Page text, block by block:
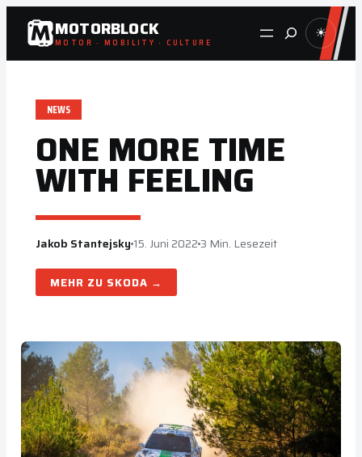
Zum
Inhalt
springen
MOTORBLOCK
MOTOR · MOBILITY · CULTURE Suche ☀
NEWS
ONE MORE TIME
WITH FEELING
Jakob Stantejsky 15. Juni 20223 Min. Lesezeit
SKODA